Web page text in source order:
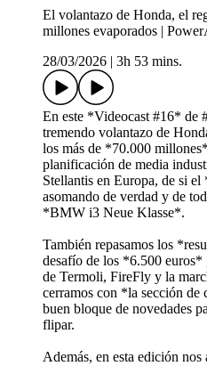
El volantazo de Honda, el
millones evaporados |
28/03/2026
3h 53 mins.
En este *Videocast #16* de
tremendo volantazo de
los más de *70.000
planificación de media
Stellantis en Europa, de si
asomando de verdad y de
*BMW i3 Neue Klasse*.
También repasamos los
desafío de los *6.500
de Termoli, FireFly y la
cerramos con *la sección de
buen bloque de novedades
flipar.
Además, en esta edición